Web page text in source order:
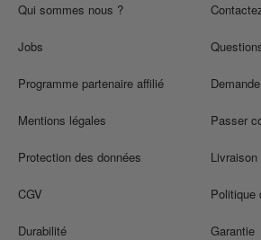
Qui sommes nous ?
Jobs
Programme partenaire affilié
Mentions légales
Protection des données
CGV
Durabilité
Passer
Livraison
Politique
Garantie